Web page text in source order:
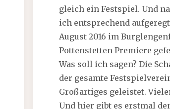
gleich ein Festspiel. Und
ich entsprechend
August 2016 im
Pottenstetten Premiere
Was soll ich sagen? Die
der gesamte
Großartiges geleistet.
Und hier gibt es erstmal